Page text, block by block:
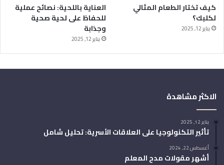
كيف تختار الطعام المثالي
لكلبك؟
يناير 12, 2025
العناية باللحية: نصائح عملية
للحفاظ على لحية صحية
وجذابة
يناير 12, 2025
الاكثر مشاهدة
يناير 12, 2025
تأثير التكنولوجيا على العلاقات الأسرية: تحليل شامل
أغسطس 22, 2024
أشهر مقولات مدح المعلم